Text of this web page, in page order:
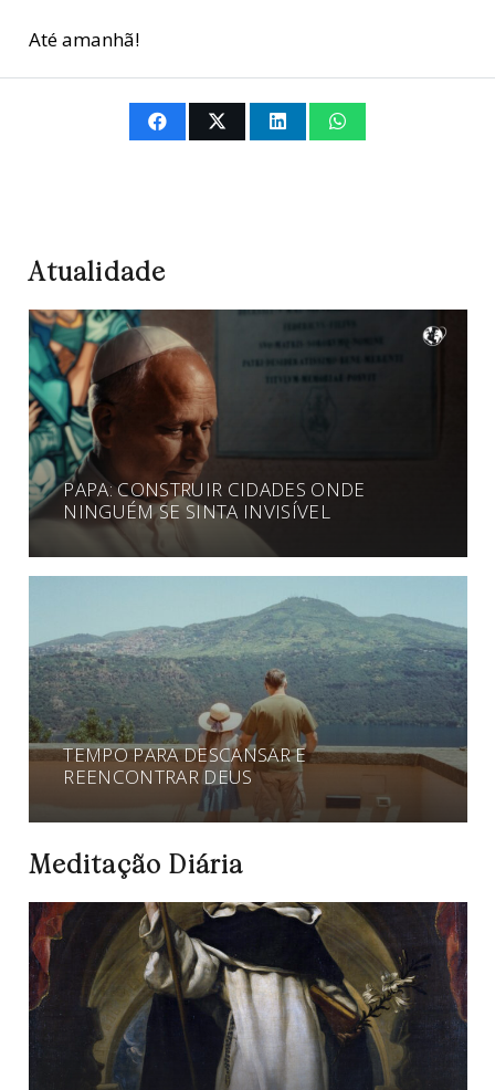
Até amanhã!
Atualidade
PAPA: CONSTRUIR CIDADES ONDE
NINGUÉM SE SINTA INVISÍVEL
TEMPO PARA DESCANSAR E
REENCONTRAR DEUS
Meditação Diária